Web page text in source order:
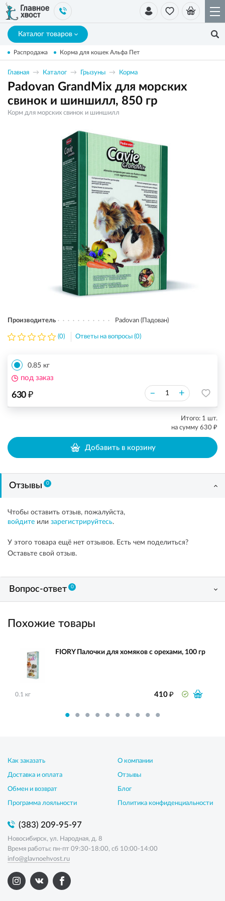
Каталог товаров
Распродажа Корма для кошек Альфа Пет
Главная Каталог Грызуны Корма
Padovan GrandMix для морских
свинок и шиншилл, 850 гр
Корм для морских свинок и шиншилл
Производитель Padovan (Падован)
(0) Ответы на вопросы (0)
0.85 кг
630 ₽ – +
под заказ
Итого: 1 шт.
на сумму 630 ₽
Добавить в корзину
Отзывы 0
Чтобы оставить отзыв, пожалуйста,
войдите или зарегистрируйтесь.
У этого товара ещё нет отзывов. Есть чем поделиться?
Оставьте свой отзыв.
Вопрос-ответ 0
Похожие товары
FIORY Палочки для хомяков с орехами, 100 гр
0.1 кг 410₽
Как заказать
Доставка и оплата
Обмен и возврат
Программа лояльности
О компании
Отзывы
Блог
Политика конфиденциальности
(383) 209-95-97
Новосибирск, ул. Народная, д. 8
Время работы: пн-пт 09:30-18:00, сб 10:00-14:00
info@glavnoehvost.ru